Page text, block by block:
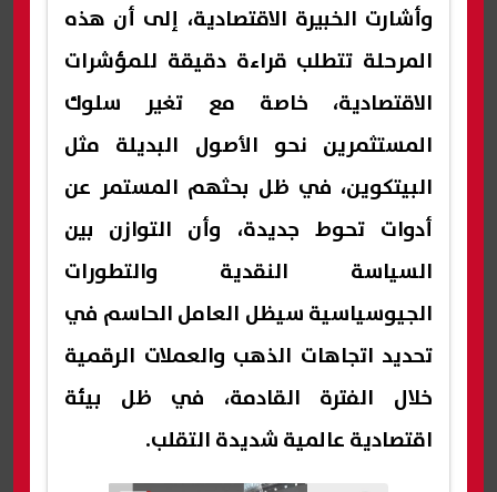
وأشارت الخبيرة الاقتصادية، إلى أن هذه
المرحلة تتطلب قراءة دقيقة للمؤشرات
الاقتصادية، خاصة مع تغير سلوك
المستثمرين نحو الأصول البديلة مثل
البيتكوين، في ظل بحثهم المستمر عن
أدوات تحوط جديدة، وأن التوازن بين
السياسة النقدية والتطورات
الجيوسياسية سيظل العامل الحاسم في
تحديد اتجاهات الذهب والعملات الرقمية
خلال الفترة القادمة، في ظل بيئة
اقتصادية عالمية شديدة التقلب.